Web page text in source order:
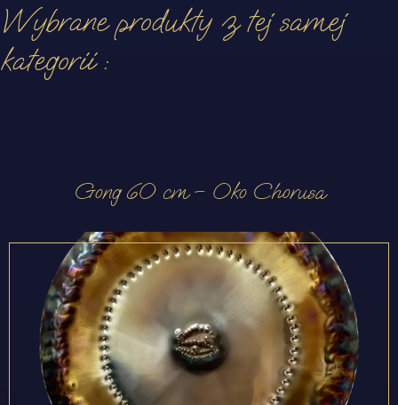
Wybrane produkty z tej samej
kategorii :
Gong 60 cm – Oko Chorusa